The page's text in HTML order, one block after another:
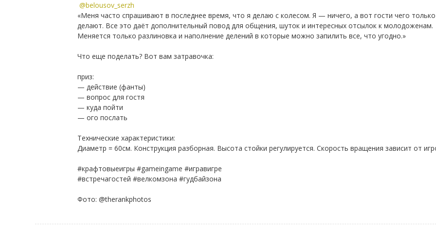
@belousov_serzh
«Меня часто спрашивают в последнее время, что я делаю с колесом. Я — ничего, а вот гости чего
делают. Все это даёт дополнительный повод для общения, шуток и интересных отсылок к молодоженам.
Меняется только разлиновка и наполнение делений в которые можно запилить все, что угодно.»
Что еще поделать? Вот вам затравочка:
приз:
— действие (фанты)
— вопрос для гостя
— куда пойти
— ого послать
Технические характеристики:
Диаметр = 60см. Конструкция разборная. Высота стойки регулируется. Скорость вращения зависит от
#крафтовыеигры #gameingame #игравигре
#встречагостей #велкомзона #гудбайзона
Фото: @therankphotos